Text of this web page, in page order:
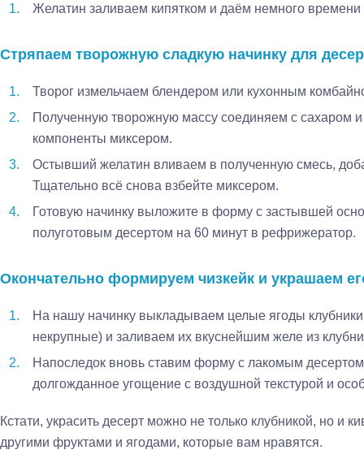
Желатин заливаем кипятком и даём немного
Стряпаем творожную сладкую начинку для
Творог измельчаем блендером или кухонным
Полученную творожную массу соединяем с сахаром
компоненты миксером.
Остывший желатин вливаем в полученную смесь,
Тщательно всё снова взбейте миксером.
Готовую начинку выложите в форму с застывшей
полуготовым десертом на 60 минут в рефрижератор.
Окончательно формируем чизкейк и украшаем
На нашу начинку выкладываем целые ягоды
некрупные) и заливаем их вкуснейшим желе из
Напоследок вновь ставим форму с лакомым
долгожданное угощение с воздушной текстурой и
Кстати, украсить десерт можно не только клубникой, но и
другими фруктами и ягодами, которые вам нравятся.